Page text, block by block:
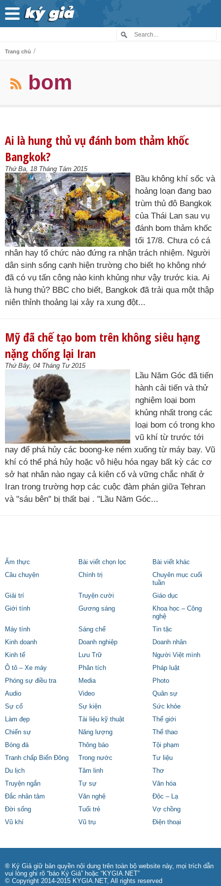
Trang chủ /
bom
Ai là hung thủ vụ đánh bom thảm khốc
Bangkok?
Thứ Ba, 18 Tháng Tám 2015
Bầu không khí sốc và
hoảng loạn đang bao
trùm thủ đô Bangkok
của Thái Lan sau vụ
đánh bom thảm khốc
tối 17/8. Chưa có cá
nhân hay tổ chức nào đứng ra nhận trách nhiệm. Người
dân sinh sống cạnh hiện trường cho biết họ không nhớ
đã có vụ tấn công nào kinh khủng như vậy trước kia. Ai
là hung thủ? BBC cho biết, Bangkok đã trải qua một thập
niên thỉnh thoảng lại xảy ra xung đột...
Mỹ đã chế tạo bom trên không siêu hạng
nặng chống lại Iran
Thứ Bảy, 04 Tháng Tư 2015
Lầu Năm Góc đã tiến
hành cải tiến và thử
nghiệm loại bom
khủng nhất trong các
loại bom có trong kho
vũ khí từ trước tới
nay để phá hủy các boong-ke ném xuống từ máy bay. Vũ
khí có thể phá hủy hoặc vô hiệu hóa ngay bất kỳ các cơ
sở hạt nhân nào ngay cả kiên cố và vững chắc nhất ở
Iran trong trường hợp các cuộc đàm phán giữa Tehran
và "sáu bên" bị thất bại . "Lầu Năm Góc...
Ẩm thực Bài viết chọn lọc
Bài viết khác
Câu chuyện
Chính trị
Chuyên mục cuối
tuần
Giải trí
Truyện cười
Giáo dục
Giới tính
Gương sáng
Khoa học – Công
nghệ
Máy tính
Sáng chế
Tin tặc
Kinh doanh
Doanh nghiệp
Doanh nhân
Kinh tế
Lưu Trữ
Người Việt mình
Ô tô – Xe máy
Phân tích
Pháp luật
Phóng sự điều tra
Media
Photo
Audio
Video
Quân sự
Sự cố
Sự kiện
Sức khỏe
Làm đẹp
Tài liệu kỹ thuật
Thế giới
Chiến sự
Năng lượng
Thể thao
Bóng đá
Thông báo
Tội phạm
Tranh chấp Biển Đông
Trong nước
Tư liệu
Du lịch
Tâm linh
Thơ
Truyện ngắn
Tự sự
Văn hóa
Đắc nhân tâm
Văn nghệ
Độc – Lạ
Đời sống
Tuổi trẻ
Vợ chồng
Vũ khí
Vũ trụ Điện thoại
® Ký Giả giữ bản quyền nội dung trên toàn bộ website này, mọi trích dẫn
vui lòng ghi rõ “báo Ký Giả” hoặc “KYGIA.NET”
© Copyright 2014-2015 KYGIA.NET, All rights reserved